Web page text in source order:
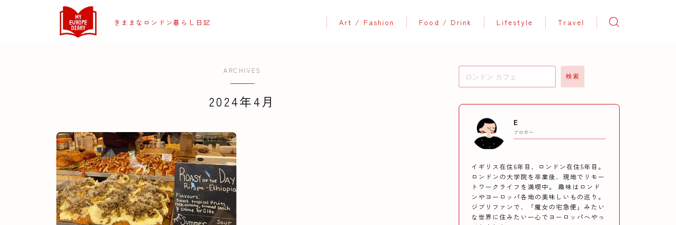
きままなロンドン暮らし日記 Art / Fashion Food / Drink Lifestyle Travel
ARCHIVES
2024年4月
検索
E
ブロガー
イギリス在住6年目、ロンドン在住5年目。
ロンドンの大学院を卒業後、現地でリモー
トワークライフを満喫中。 趣味はロンド
ンやヨーロッパ各地の美味しいもの巡り。
ジブリファンで、「魔女の宅急便」みたい
な世界に住みたい一心でヨーロッパへやっ